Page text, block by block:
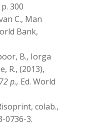
300
C., Man
Bank,
B., Iorga
R., (2013),
p., Ed. World
colab.,
0736-3.